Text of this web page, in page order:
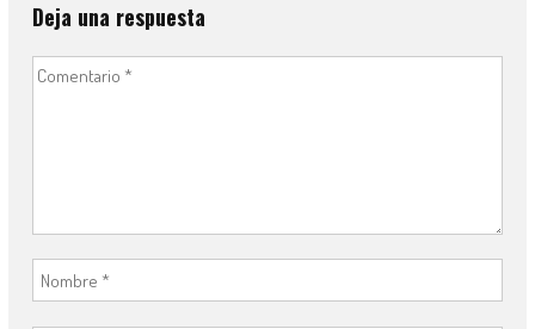
Deja una respuesta